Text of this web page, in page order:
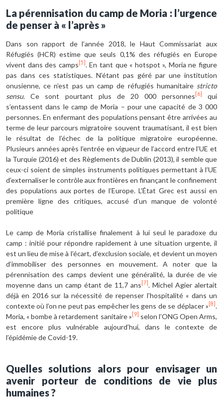
La pérennisation du camp de Moria : l’urgence
de penser à « l’après »
Dans son rapport de l’année 2018, le Haut Commissariat aux
Réfugiés (HCR) estime que seuls 0,1% des réfugiés en Europe
vivent dans des camps [5] . En tant que « hotspot », Moria ne figure
pas dans ces statistiques. N’étant pas géré par une institution
onusienne, ce n’est pas un camp de réfugiés humanitaire stricto
sensu. Ce sont pourtant plus de 20 000 personnes [6]
qui
s’entassent dans le camp de Moria – pour une capacité de 3 000
personnes. En enfermant des populations pensant être arrivées au
terme de leur parcours migratoire souvent traumatisant, il est bien
le résultat de l’échec de la politique migratoire européenne.
Plusieurs années après l’entrée en vigueur de l’accord entre l’UE et
la Turquie (2016) et des Règlements de Dublin (2013), il semble que
ceux-ci soient de simples instruments politiques permettant à l’UE
d’externaliser le contrôle aux frontières en finançant le confinement
des populations aux portes de l’Europe. L’État Grec est aussi en
première ligne des critiques, accusé d’un manque de volonté
politique
Le camp de Moria cristallise finalement à lui seul le paradoxe du
camp : initié pour répondre rapidement à une situation urgente, il
est un lieu de mise à l’écart, d’exclusion sociale, et devient un moyen
d’immobiliser des personnes en mouvement. A noter que la
pérennisation des camps devient une généralité, la durée de vie
moyenne dans un camp étant de 11,7 ans [7] . Michel Agier alertait
déjà en 2016 sur la nécessité de repenser l’hospitalité « dans un
contexte où l’on ne peut pas empêcher les gens de se déplacer » [8] .
Moria, « bombe à retardement sanitaire » [9]
selon l’ONG Open Arms,
est encore plus vulnérable aujourd’hui, dans le contexte de
l’épidémie de Covid-19.
Quelles solutions alors pour envisager un
avenir porteur de conditions de vie plus
humaines?